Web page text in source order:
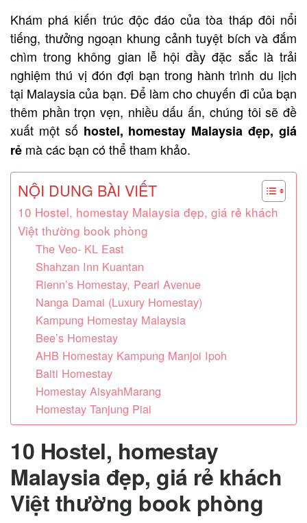
Khám phá kiến trúc độc đáo của tòa tháp đôi nổi
tiếng, thưởng ngoạn khung cảnh tuyệt bích và đắm
chìm trong không gian lễ hội đầy đặc sắc là trải
nghiệm thú vị đón đợi bạn trong hành trình du lịch
tại Malaysia của bạn. Để làm cho chuyến đi của bạn
thêm phần trọn vẹn, nhiều dấu ấn, chúng tôi sẽ đề
xuất một số hostel, homestay Malaysia đẹp, giá
rẻ mà các bạn có thể tham khảo.
NỘI DUNG BÀI VIẾT
10 Hostel, homestay Malaysia đẹp, giá rẻ khách
Việt thường book phòng
The Veo- KL East
Shahzan Inn Kuantan
Rienn’s Homestay, Pearl Avenue
Nanga Damai (Luxury Homestay)
Kampung Homestay Malaysia
Bee’s Homestay
AHB Homestay Kampung Manjoi Ipoh
Baiti Homestay
Homestay AisyahMarang
Homestay Tanjung Piai
10 Hostel, homestay
Malaysia đẹp, giá rẻ khách
Việt thường book phòng